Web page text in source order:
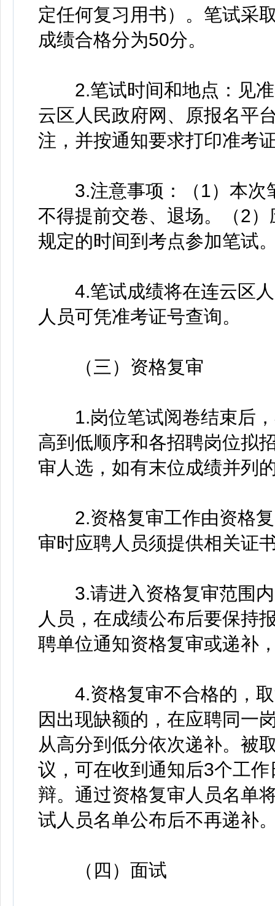
定任何复习用书）。笔试采
成绩合格分为50分。
2.笔试时间和地点：见准
云区人民政府网、原报名平
注，并按通知要求打印准考
3.注意事项：（1）本次
不得提前交卷、退场。（2
规定的时间到考点参加笔试
4.笔试成绩将在连云区人
人员可凭准考证号查询。
（三）资格复审
1.岗位笔试阅卷结束后，
高到低顺序和各招聘岗位拟
审人选，如有末位成绩并列
2.资格复审工作由资格复
审时应聘人员须提供相关证
3.请进入资格复审范围内
人员，在成绩公布后要保持
聘单位通知资格复审或递补
4.资格复审不合格的，取
因出现缺额的，在应聘同一
从高分到低分依次递补。被
议，可在收到通知后3个工作
辩。通过资格复审人员名单
试人员名单公布后不再递补
（四）面试